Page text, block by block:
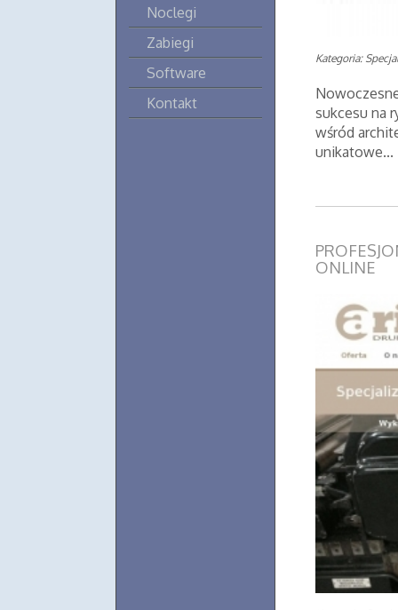
Noclegi
Zabiegi
Software
Kontakt
Kategoria:
sukcesu na
wśród
unikatowe...
ONLINE